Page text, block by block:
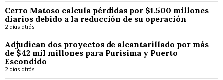
Cerro Matoso calcula pérdidas por $1.500 millones
diarios debido a la reducción de su operación
2 días atrás
Adjudican dos proyectos de alcantarillado por más
de $42 mil millones para Purísima y Puerto
Escondido
2 días atrás